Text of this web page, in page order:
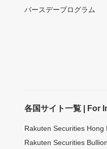
バースデープログラム
各国サイト一覧 | For
Rakuten Securities Hong
Rakuten Securities